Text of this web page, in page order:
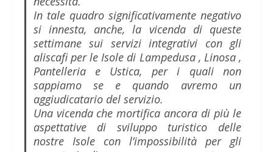
In tale quadro significativamente negativo
si innesta, anche, la vicenda di queste
settimane sui servizi integrativi con gli
aliscafi per le Isole di Lampedusa , Linosa ,
Pantelleria e Ustica, per i quali non
sappiamo se e quando avremo un
aggiudicatario del servizio.
Una vicenda che mortifica ancora di più le
aspettative di sviluppo turistico delle
nostre Isole con l’impossibilità per gli